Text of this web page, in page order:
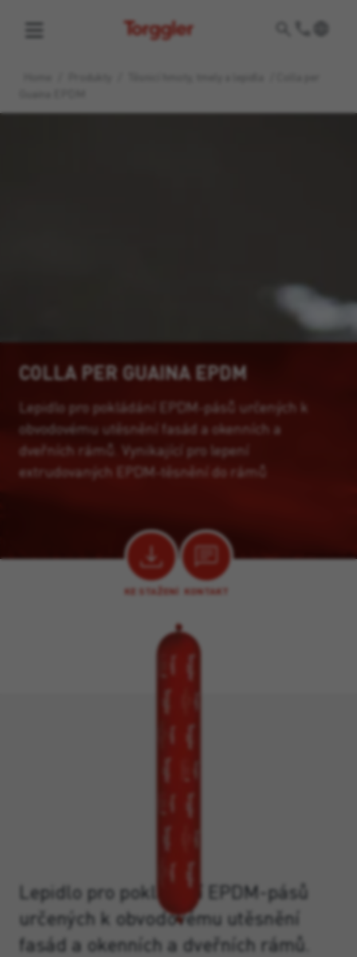
Torggler
COLLA PER GUAINA EPDM
Lepidlo pro pokládání EPDM-pásů určených k
obvodovému utěsnění fasád a okenních a
dveřních rámů. Vynikající pro lepení
extrudovaných EPDM-těsnění do rámů
KE STAŽENÍ KONTAKT
Lepidlo pro pokládání EPDM-pásů
určených k obvodovému utěsnění
fasád a okenních a dveřních rámů.